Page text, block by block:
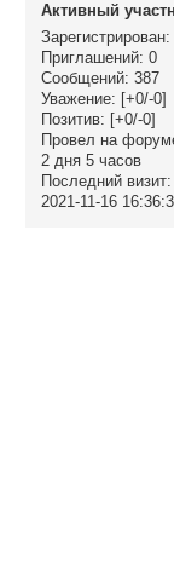
Активный
Зарегистрирован:
Приглашений: 0
Сообщений: 387
Уважение: [+0/-0]
Позитив: [+0/-0]
Провел на
2 дня 5 часов
Последний визит:
2021-11-16